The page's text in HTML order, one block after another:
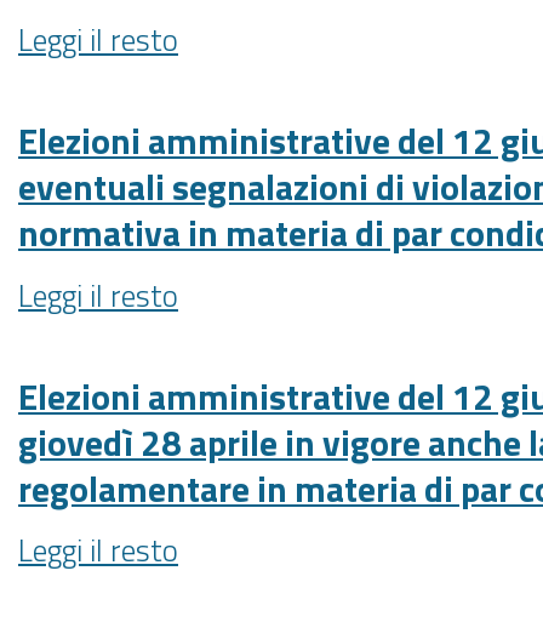
Emilia-
Referendum
popolari
del
12
giugno
2022.
MAG,
online
emittenti
radiofoniche
e
televisive
Regione
Leggi il resto
Elezioni amministrative del 12
eventuali segnalazioni di
normativa in materia di par
Elezioni
amministrative
12
giugno
2022:
eventuali
segnalazioni
di
Leggi il resto
Elezioni amministrative del 12
giovedì 28 aprile in vigore anche
regolamentare in materia di par
Elezioni
amministrative
Leggi il resto